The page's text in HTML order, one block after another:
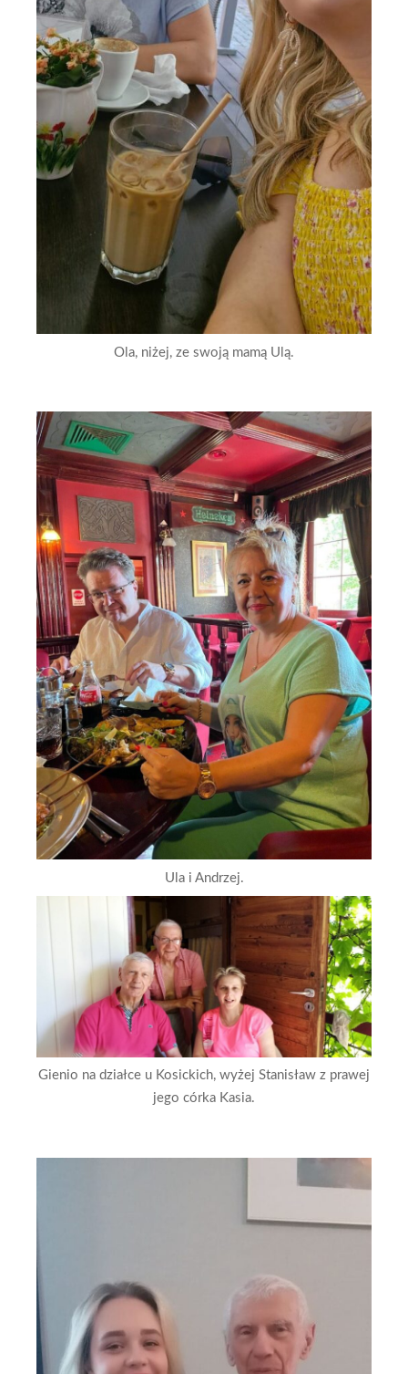
Ola, niżej, ze swoją mamą Ulą.
Ula i Andrzej.
Gienio na działce u Kosickich, wyżej Stanisław z prawej
jego córka Kasia.